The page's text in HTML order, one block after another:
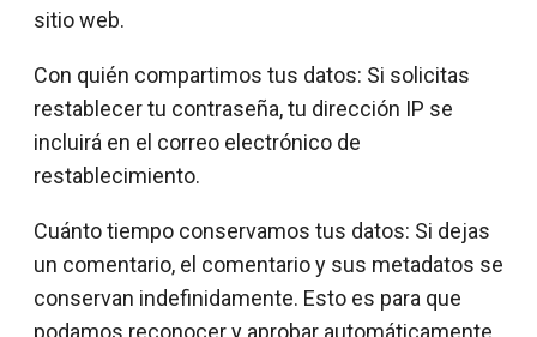
sitio web.
Con quién compartimos tus datos: Si solicitas
restablecer tu contraseña, tu dirección IP se
incluirá en el correo electrónico de
restablecimiento.
Cuánto tiempo conservamos tus datos: Si dejas
un comentario, el comentario y sus metadatos se
conservan indefinidamente. Esto es para que
podamos reconocer y aprobar automáticamente